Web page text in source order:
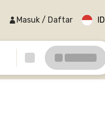
Masuk / Daftar ID